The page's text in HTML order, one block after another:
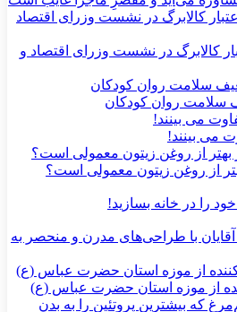
کالابرگ در نشست وزرای اقتصاد و
سلامت روان کودکان
می بینند!
از روغن زیتون معمولی است؟
را در خانه بسازید!
با طراحی‌های مدرن و منحصر به